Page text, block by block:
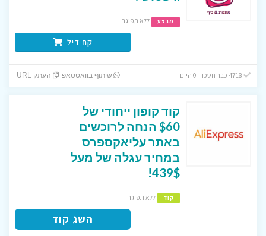
מבצע ללא תפוגה
קח דיל
4718 כבר חסכו! 0 היום שיתוף בוואטסאפ העתק URL
קוד קופון ייחודי של
$60 הנחה לרוכשים
באתר עליאקספרס
במחיר עגלה של מעל
439$!
קוד ללא תפוגה
השג קוד